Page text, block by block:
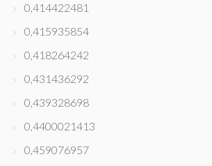
0,414422481
0,415935854
0,418264242
0,431436292
0,439328698
0,4400021413
0,459076957